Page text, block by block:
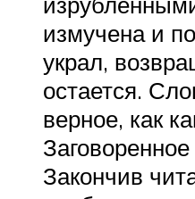
измучена и
украл,
остается.
верное, как
Закончив